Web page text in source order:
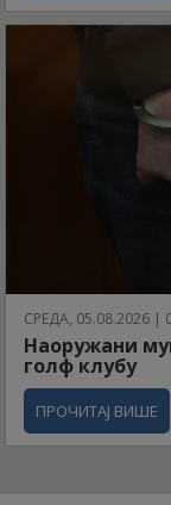
СРЕДА, 05.08.2026 |
Наоружани
голф клубу
ПРОЧИТАЈ ВИШЕ